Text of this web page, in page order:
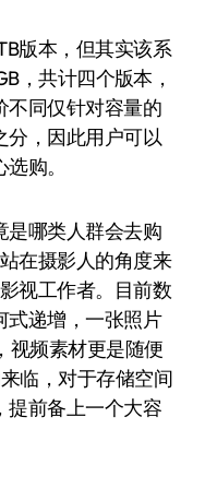
版本，但其实该系
，共计四个版本，
不同仅针对容量的
分，因此用户可以
购。
哪类人群会去购
在摄影人的角度来
视工作者。目前数
式递增，一张照片
视频素材更是随便
临，对于存储空间
提前备上一个大容